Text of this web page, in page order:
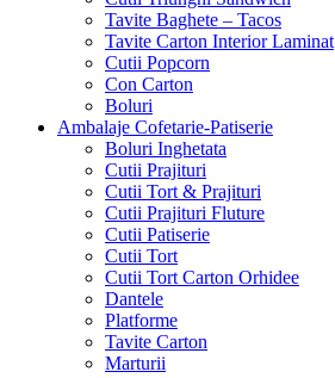
Tavite Baghete – Tacos
Tavite Carton Interior Laminat
Cutii Popcorn
Con Carton
Boluri
Ambalaje Cofetarie-Patiserie
Boluri Inghetata
Cutii Prajituri
Cutii Tort & Prajituri
Cutii Prajituri Fluture
Cutii Patiserie
Cutii Tort
Cutii Tort Carton Orhidee
Dantele
Platforme
Tavite Carton
Marturii